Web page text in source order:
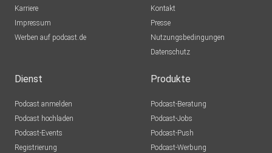
Karriere
Impressum
Werben auf podcast.de
Kontakt
Presse
Nutzungsbedingungen
Datenschutz
Dienst
Podcast anmelden
Podcast hochladen
Podcast-Events
Registrierung
Produkte
Podcast-Beratung
Podcast-Jobs
Podcast-Push
Podcast-Werbung